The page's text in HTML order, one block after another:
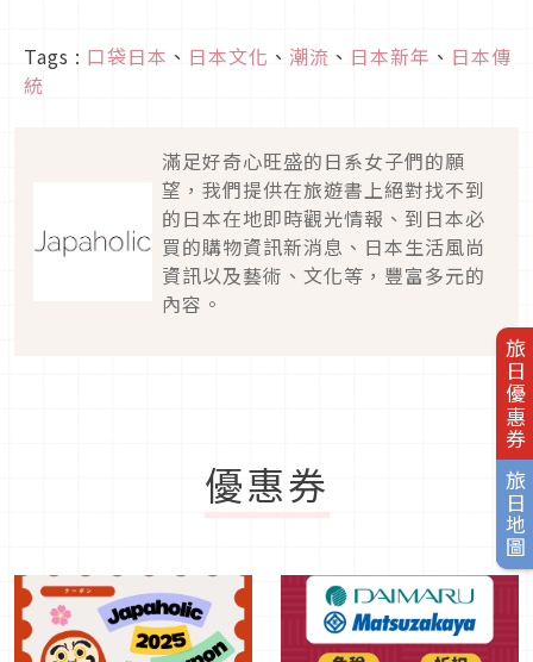
旅日優惠券
旅日地圖
Tags : 口袋日本 、 日本文化 、 潮流 、 日本新年 、 日本傳
統
滿足好奇心旺盛的日系女子們的願
望，我們提供在旅遊書上絕對找不到
的日本在地即時觀光情報、到日本必
買的購物資訊新消息、日本生活風尚
資訊以及藝術、文化等，豐富多元的
內容。
優惠券